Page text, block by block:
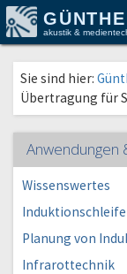
akustik &
Sie sind hier:
Übertragung für
Anwendungen
Wissenswertes
Planung von
Infrarottechnik